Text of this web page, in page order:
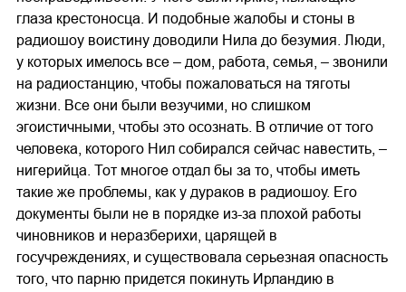
глаза крестоносца. И подобные жалобы и стоны в
радиошоу воистину доводили Нила до безумия. Люди,
у которых имелось все – дом, работа, семья, – звонили
на радиостанцию, чтобы пожаловаться на тяготы
жизни. Все они были везучими, но слишком
эгоистичными, чтобы это осознать. В отличие от того
человека, которого Нил собирался сейчас навестить, –
нигерийца. Тот многое отдал бы за то, чтобы иметь
такие же проблемы, как у дураков в радиошоу. Его
документы были не в порядке из-за плохой работы
чиновников и неразберихи, царящей в
госучреждениях, и существовала серьезная опасность
того, что парню придется покинуть Ирландию в